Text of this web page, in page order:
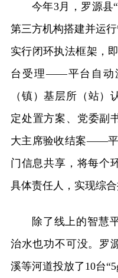
今年3月，罗源县
第三方机构搭建并运
实行闭环执法框架，
台受理——平台自动
（镇）基层所（站
定处置方案、党委
大主席验收结案——平
门信息共享，将每个
具体责任人，实现综合
除了线上的智慧
治水也功不可没。罗
溪等河道投放了10台